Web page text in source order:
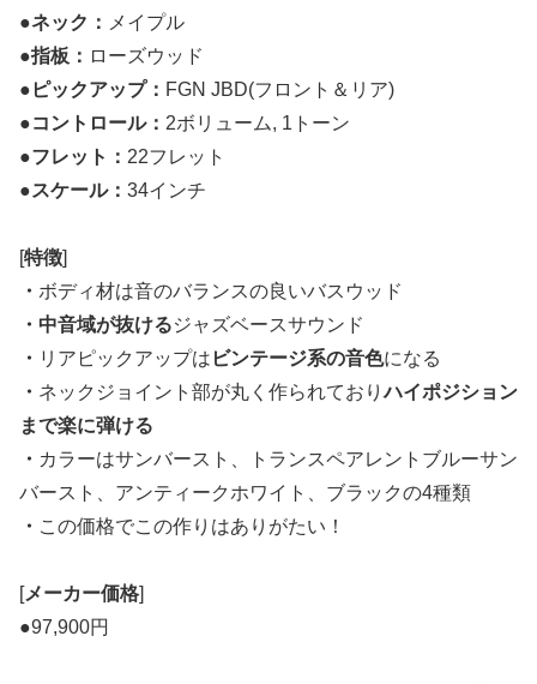
●ネック： メイプル
●指板： ローズウッド
● ピックアップ： FGN JBD(フロント＆リア)
●コントロール： 2ボリューム, 1トーン
●フレット： 22フレット
●スケール： 34インチ
[特徴]
・ ボディ材は音のバランスの良いバスウッド
・中音域が抜けるジャズベースサウンド
・ リアピックアップは ビンテージ系の音色になる
・ ネックジョイント部が丸く作られておりハイポジション
まで楽に弾ける
・ カラーはサンバースト、トランスペアレントブルーサン
バースト、アンティークホワイト、ブラックの4種類
・ この価格でこの作りはありがたい！
[メーカー価格]
●97,900円